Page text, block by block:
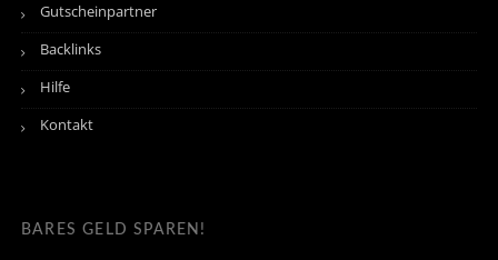
Gutscheinpartner
Backlinks
Hilfe
Kontakt
BARES GELD SPAREN!